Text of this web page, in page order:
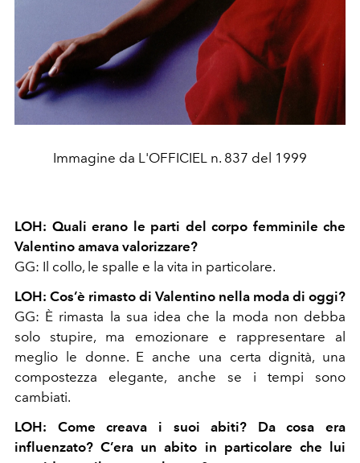
Immagine da L'OFFICIEL n. 837 del 1999
LOH: Quali erano le parti del corpo femminile che
Valentino amava valorizzare?
GG: Il collo, le spalle e la vita in particolare.
LOH: Cos’è rimasto di Valentino nella moda di oggi?
GG: È rimasta la sua idea che la moda non debba
solo stupire, ma emozionare e rappresentare al
meglio le donne. E anche una certa dignità, una
compostezza elegante, anche se i tempi sono
cambiati.
LOH: Come creava i suoi abiti? Da cosa era
influenzato? C’era un abito in particolare che lui